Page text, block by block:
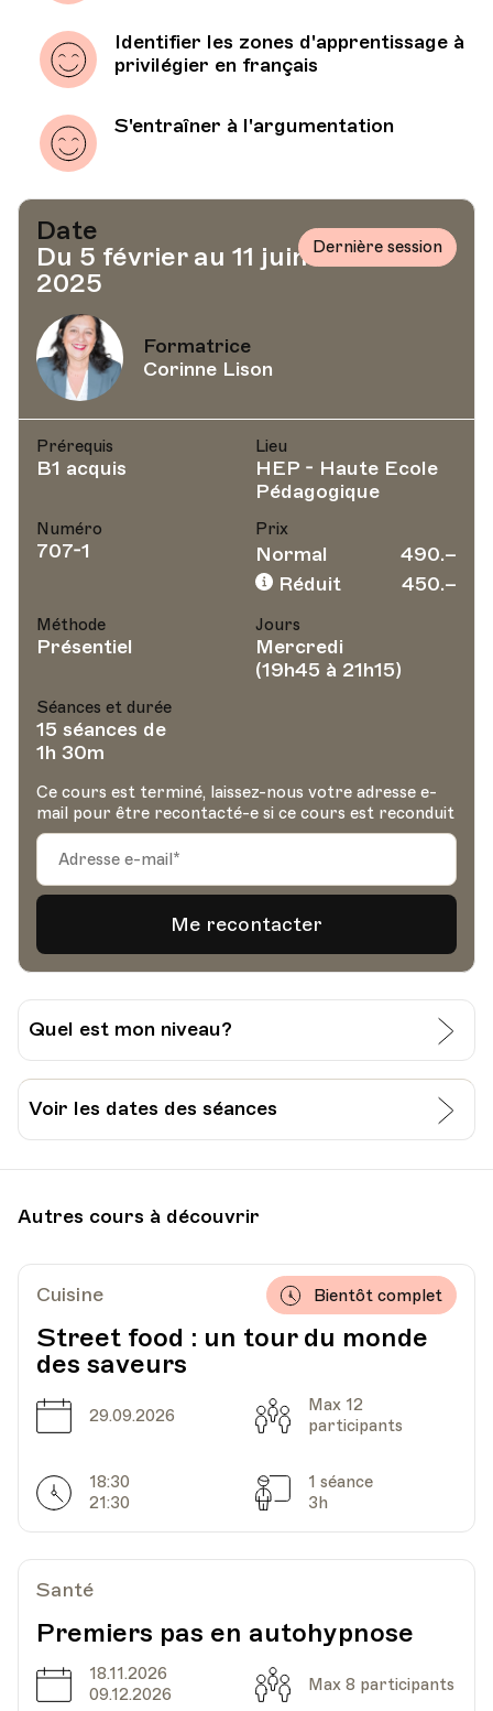
Identifier les zones d'apprentissage à
privilégier en français
S'entraîner à l'argumentation
Date
Du 5 février au 11 juin
2025
Dernière session
Formatrice
Corinne Lison
Prérequis
B1 acquis
Lieu
HEP - Haute Ecole
Pédagogique
Numéro
707-1
Prix
Normal
490.–
Réduit
450.–
Méthode
Présentiel
Jours
Mercredi
(19h45 à 21h15)
Séances et durée
15 séances de
1h 30m
Ce cours est terminé, laissez-nous votre adresse e-
mail pour être recontacté-e si ce cours est reconduit
Quel est mon niveau?
J’évalue moi-même mon niveau:
Grille pour l’auto-évaluation du CECR
Lausanne:
Ajouter au panier (CHF 15.-)
Voir les dates des séances
Lieu1005, Lausanne
Av. de Cour 33
Date12.02.2025
Av. de Cour 33
HEP - Haute Ecole Pédagogique - Salle 723
Av. de Cour 33
Autres cours à découvrir
Cuisine
Street food : un tour du monde
des saveurs
Bientôt complet
Date
29.09.2026 Capacité
Max 12
participants
Horarires
18:30
21:30
Séances
1 séance
3h
Santé
Premiers pas en autohypnose
Date
18.11.2026
09.12.2026
Capacité
Max 8 participants